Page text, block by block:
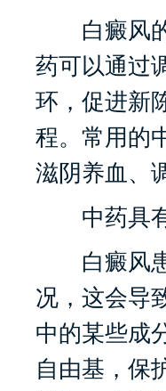
白癜风的
药可以通过
环，促进新
程。常用的
滋阴养血、
中药具有
白癜风患
况，这会导
中的某些成
自由基，保